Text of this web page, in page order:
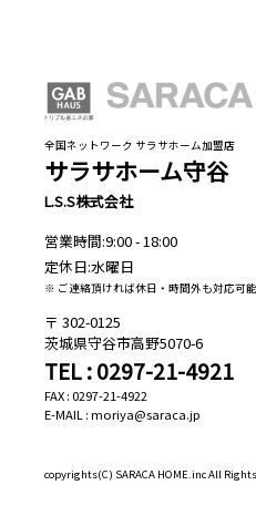
全国ネットワーク サラサホーム加盟店
サラサホーム守谷
L.S.S株式会社
営業時間:9:00 - 18:00
定休日:水曜日
※ ご連絡頂ければ休日・時間外も対応可能
302-0125
茨城県守谷市高野5070-6
TEL : 0297-21-4921
FAX : 0297-21-4922
E-MAIL : moriya@saraca.jp
copyrights(C) SARACA HOME.inc All